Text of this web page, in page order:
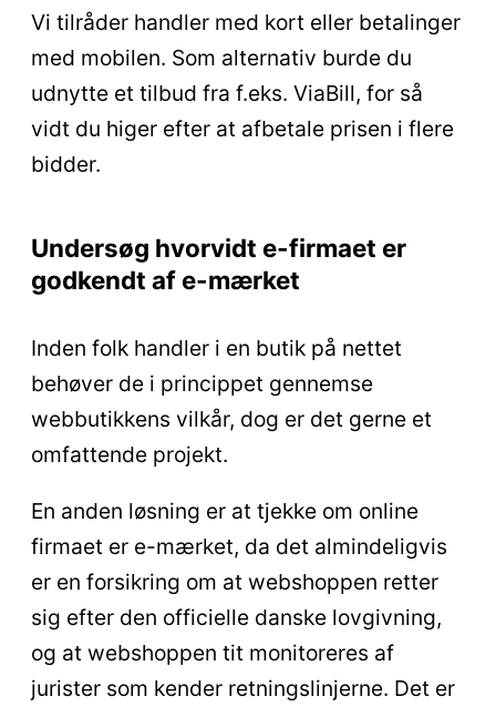
Vi tilråder handler med kort eller betalinger
med mobilen. Som alternativ burde du
udnytte et tilbud fra f.eks. ViaBill, for så
vidt du higer efter at afbetale prisen i flere
bidder.
Undersøg hvorvidt e-firmaet er
godkendt af e-mærket
Inden folk handler i en butik på nettet
behøver de i princippet gennemse
webbutikkens vilkår, dog er det gerne et
omfattende projekt.
En anden løsning er at tjekke om online
firmaet er e-mærket, da det almindeligvis
er en forsikring om at webshoppen retter
sig efter den officielle danske lovgivning,
og at webshoppen tit monitoreres af
jurister som kender retningslinjerne. Det er